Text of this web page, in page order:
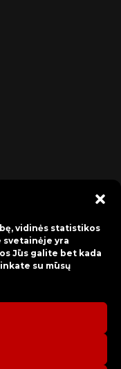
vidinės statistikos
yra
Jūs galite bet kada
su mūsų
centras